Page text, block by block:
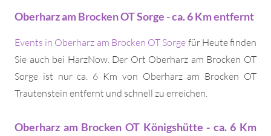
Oberharz am Brocken OT Sorge - ca. 6 Km entfernt
Events in Oberharz am Brocken OT Sorge für Heute finden
Sie auch bei HarzNow. Der Ort Oberharz am Brocken OT
Sorge ist nur ca. 6 Km von Oberharz am Brocken OT
Trautenstein entfernt und schnell zu erreichen.
Oberharz am Brocken OT Königshütte - ca. 6 Km